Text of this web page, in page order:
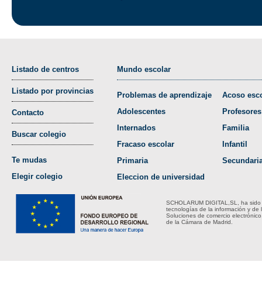
Listado de centros
Listado por provincias
Contacto
Buscar colegio
Te mudas
Elegir colegio
Mundo escolar
Problemas de aprendizaje
Adolescentes
Internados
Fracaso escolar
Primaria
Eleccion de universidad
Acoso
Profesores
Familia
Infantil
SCHOLARUM DIGITAL,SL, ha
tecnologías de la información y de
Soluciones de comercio
de la Cámara de Madrid.